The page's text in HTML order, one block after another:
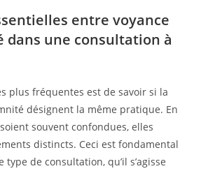
entre voyance
dans une consultation à
plus fréquentes est de savoir si la
désignent la même pratique. En
souvent confondues, elles
distincts. Ceci est fondamental
de consultation, qu’il s’agisse